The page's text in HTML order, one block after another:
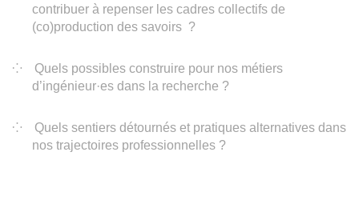
contribuer à repenser les cadres collectifs de
(co)production des savoirs ?
Quels possibles construire pour nos métiers
d’ingénieur·es dans la recherche ?
Quels sentiers détournés et pratiques alternatives dans
nos trajectoires professionnelles ?